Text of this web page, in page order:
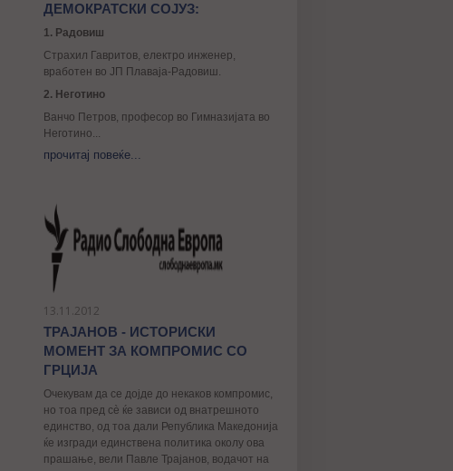
ДЕМОКРАТСКИ СОЈУЗ:
1. Радовиш
Страхил Гавритов, електро инженер,
вработен во ЈП Плаваја-Радовиш.
2. Неготино
Ванчо Петров, професор во Гимназијата во
Неготино...
прочитај повеќе...
13.11.2012
ТРАЈАНОВ - ИСТОРИСКИ
МОМЕНТ ЗА КОМПРОМИС СО
ГРЦИЈА
Очекувам да се дојде до некаков компромис,
но тоа пред сè ќе зависи од внатрешното
единство, од тоа дали Република Македонија
ќе изгради единствена политика околу ова
прашање, вели Павле Трајанов, водачот на